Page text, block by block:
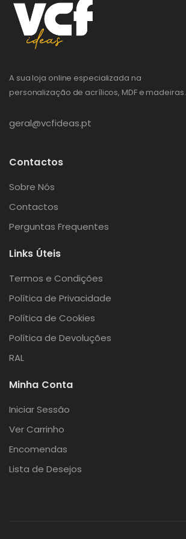
A sua loja online especializada na
personalização de acrílicos, MDF e madeiras.
geral@vcfideas.pt
Contactos
Sobre Nós
Contactos
Perguntas Frequentes
Links Úteis
Termos e Condições
Política de Privacidade
Política de Cookies
Política de Devoluções
RAL
Minha Conta
Iniciar Sessão
Ver Carrinho
Encomendas
Lista de Desejos